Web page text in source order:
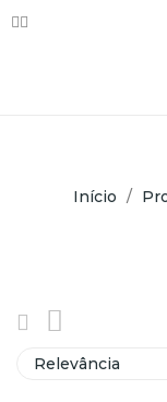
Início
Relevância